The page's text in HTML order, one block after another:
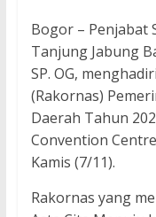
Bogor – Penjabat
Tanjung Jabung
SP. OG,
(Rakornas)
Daerah Tahun
Convention
Kamis (7/11).
Rakornas yang